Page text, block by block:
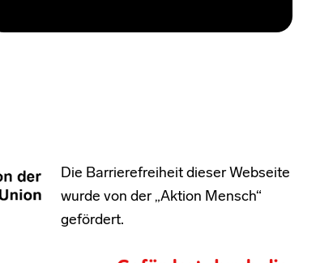
Die Barrierefreiheit dieser Webseite
wurde von der „Aktion Mensch“
gefördert.